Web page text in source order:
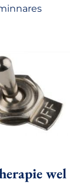
wel